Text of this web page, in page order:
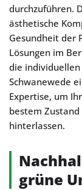
durchzuführen.
ästhetische
Gesundheit der
Lösungen im
die
Schwanewede
Expertise, um
bestem
hinterlassen.
grüne